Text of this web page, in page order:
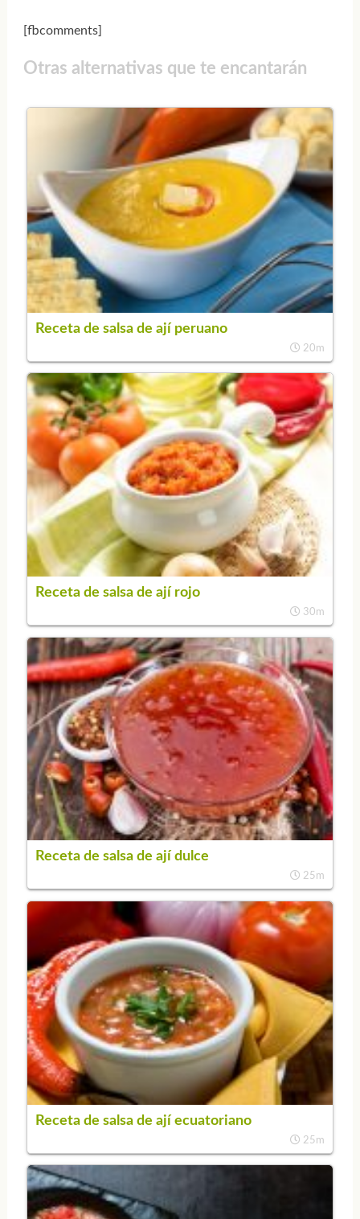
[fbcomments]
Otras alternativas que te encantarán
Receta de salsa de ají peruano
20m
Receta de salsa de ají rojo
30m
Receta de salsa de ají dulce
25m
Receta de salsa de ají ecuatoriano
25m